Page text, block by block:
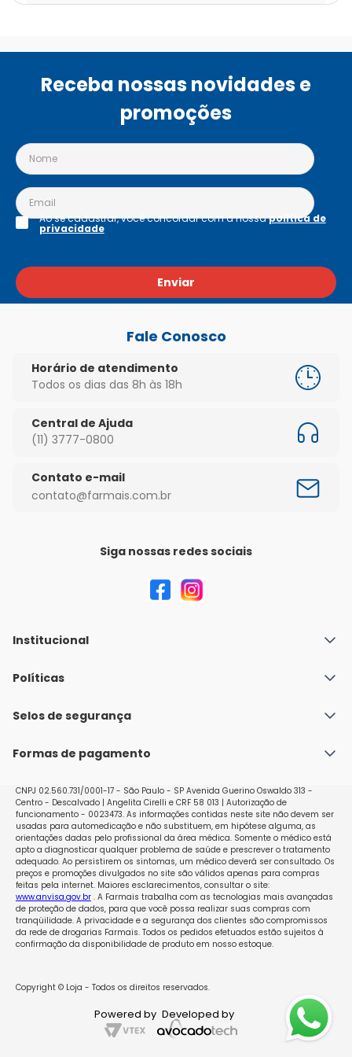
Receba nossas novidades e
promoções
Enviar
Ao se cadastrar, você concordar com a nossapolítica de
privacidade
Fale Conosco
Horário de atendimento
Todos os dias das 8h às 18h
Central de Ajuda
(11) 3777-0800
Contato e-mail
contato@farmais.com.br
Siga nossas redes sociais
Institucional
Quem Somos
Nossas lojas
Políticas
Política de Envio
Políticas de Trocas e Devoluções
Selos de segurança
Formas de pagamento
CNPJ 02.560.731/0001-17 - São Paulo - SP Avenida Guerino Oswaldo 313 -
Centro - Descalvado | Angelita Cirelli e CRF 58 013 | Autorização de
funcionamento - 0023473. As informações contidas neste site não devem ser
usadas para automedicação e não substituem, em hipótese alguma, as
orientações dadas pelo profissional da área médica. Somente o médico está
apto a diagnosticar qualquer problema de saúde e prescrever o tratamento
adequado. Ao persistirem os sintomas, um médico deverá ser consultado. Os
preços e promoções divulgados no site são válidos apenas para compras
feitas pela internet. Maiores esclarecimentos, consultar o site:
www.anvisa.gov.br. A Farmais trabalha com as tecnologias mais avançadas
de proteção de dados, para que você possa realizar suas compras com
tranqüilidade. A privacidade e a segurança dos clientes são compromissos
da rede de drogarias Farmais. Todos os pedidos efetuados estão sujeitos à
confirmação da disponibilidade de produto em nosso estoque.
Copyright © Loja - Todos os direitos reservados.
Powered by Developed by